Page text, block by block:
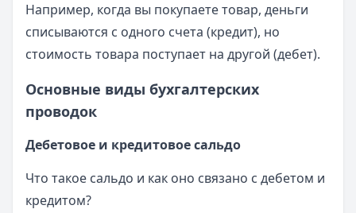
Например, когда вы покупаете товар, деньги
списываются с одного счета (кредит), но
стоимость товара поступает на другой (дебет).
Основные виды бухгалтерских
проводок
Дебетовое и кредитовое сальдо
Что такое сальдо и как оно связано с дебетом и
кредитом?